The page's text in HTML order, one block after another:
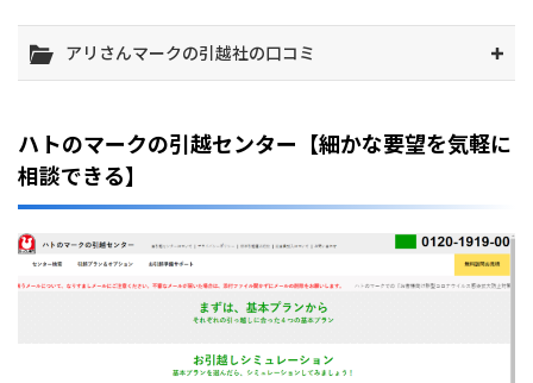
アリさんマークの引越社の口コミ
ハトのマークの引越センター【細かな要望を気軽に
相談できる】